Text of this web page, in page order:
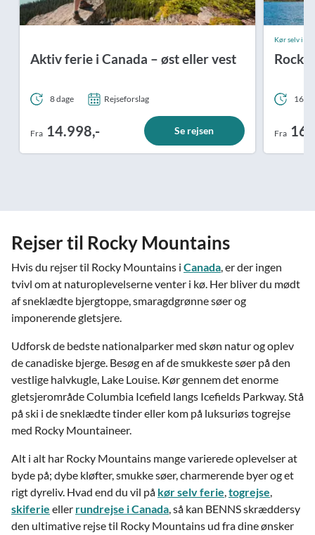
Aktiv ferie i Canada – øst eller vest
8 dage Rejseforslag
Fra 14.998,- Se rejsen
Kør selv i bil
16
Fra
Rejser til Rocky Mountains
Hvis du rejser til Rocky Mountains i Canada, er der ingen
tvivl om at naturoplevelserne venter i kø. Her bliver du mødt
af sneklædte bjergtoppe, smaragdgrønne søer og
imponerende gletsjere.
Udforsk de bedste nationalparker med skøn natur og oplev
de canadiske bjerge. Besøg en af de smukkeste søer på den
vestlige halvkugle, Lake Louise. Kør gennem det enorme
gletsjerområde Columbia Icefield langs Icefields Parkway. Stå
på ski i de sneklædte tinder eller kom på luksuriøs togrejse
med Rocky Mountaineer.
Alt i alt har Rocky Mountains mange varierede oplevelser at
byde på; dybe kløfter, smukke søer, charmerende byer og et
rigt dyreliv. Hvad end du vil på kør selv ferie,togrejse,
skiferie eller rundrejse i Canada, så kan BENNS skræddersy
den ultimative rejse til Rocky Mountains ud fra dine ønsker